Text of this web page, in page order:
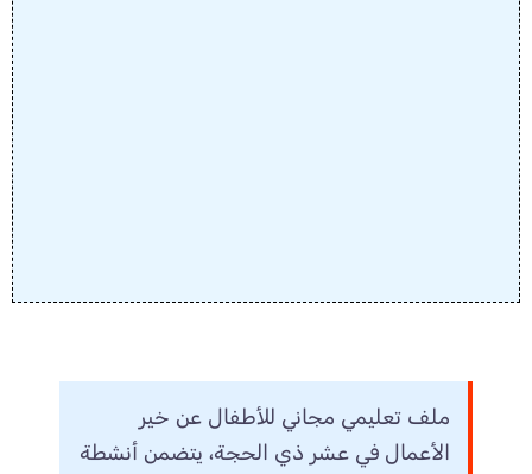
ملف تعليمي مجاني للأطفال عن خير
الأعمال في عشر ذي الحجة، يتضمن أنشطة